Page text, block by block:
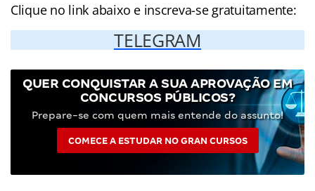
Clique no link abaixo e inscreva-se gratuitamente:
TELEGRAM
QUER CONQUISTAR A SUA APROVAÇÃO EM
CONCURSOS PÚBLICOS?
Prepare-se com quem mais entende do assunto!
COMECE A ESTUDAR NO GRAN CURSOS